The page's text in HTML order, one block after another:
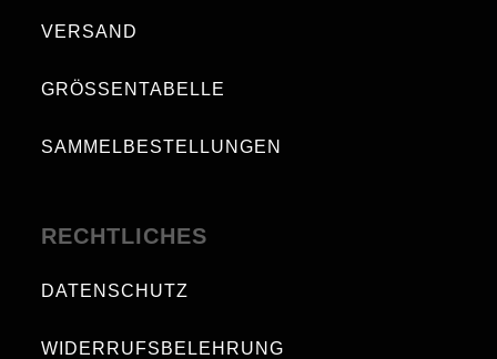
VERSAND
GRÖSSENTABELLE
SAMMELBESTELLUNGEN
RECHTLICHES
DATENSCHUTZ
WIDERRUFSBELEHRUNG